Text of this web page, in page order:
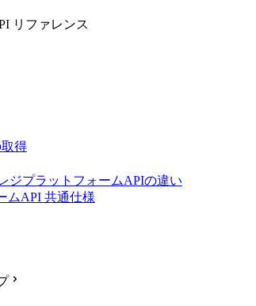
リファレンス
得
ジプラットフォームAPIの違い
ムAPI 共通仕様